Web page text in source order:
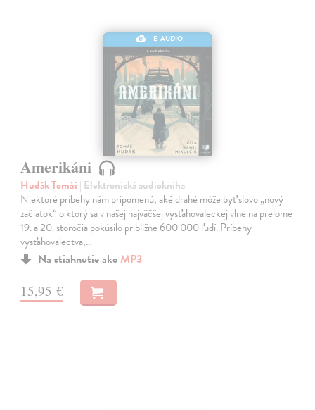
E-AUDIO
Amerikáni
Hudák Tomáš| Elektronická audiokniha
Niektoré príbehy nám pripomenú, aké drahé môže byť slovo „nový
začiatok“ o ktorý sa v našej najväčšej vysťahovaleckej vlne na prelome
19. a 20. storočia pokúsilo približne 600 000 ľudí. Príbehy
vysťahovalectva,…
Na stiahnutie ako MP3
15,95 €